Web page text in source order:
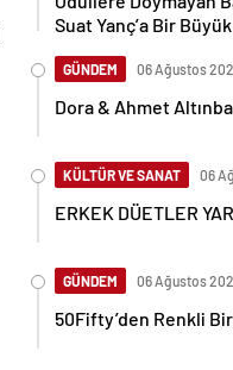
Suat Yanç’a Bir
GÜNDEM 06 Ağustos
Dora & Ahmet
KÜLTÜR VE SANAT 06
ERKEK DÜETLER
GÜNDEM 06 Ağustos
50Fifty’den Renkli